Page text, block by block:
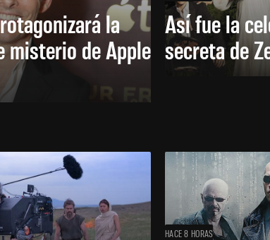
la
misterio de Apple
Así fue la
secreta de
HACE 8 HORAS